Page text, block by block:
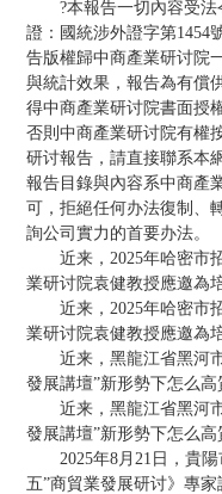
?本報告一切內容受法
證：國統涉外證字第1454
告版權歸中商產業研讨院
與統計效果，報告為有償
得中商產業研讨院書面授
否則中商產業研讨院有權
研讨報告，請直接聯系本
報告目錄與內容系中商產
可，拒絕任何办法復制、
詢公司實力的首要办法。
近来，2025年哈密市招
業研讨院袁健教授應邀為
近来，2025年哈密市招
業研讨院袁健教授應邀為
近来，黑龍江省黑河市
發展講壇”新形勢下怎么高
近来，黑龍江省黑河市
發展講壇”新形勢下怎么高
2025年8月21日，貴陽
五”商貿業發展研讨》專家